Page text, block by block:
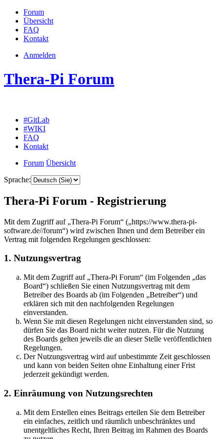
Forum
Übersicht
FAQ
Kontakt
Anmelden
Thera-Pi Forum
#GitLab
#WIKI
FAQ
Kontakt
Forum Übersicht
Sprache:
Thera-Pi Forum - Registrierung
Mit dem Zugriff auf „Thera-Pi Forum“ („https://www.thera-pi-
software.de//forum“) wird zwischen Ihnen und dem Betreiber ein
Vertrag mit folgenden Regelungen geschlossen:
1. Nutzungsvertrag
Mit dem Zugriff auf „Thera-Pi Forum“ (im Folgenden „das
Board“) schließen Sie einen Nutzungsvertrag mit dem
Betreiber des Boards ab (im Folgenden „Betreiber“) und
erklären sich mit den nachfolgenden Regelungen
einverstanden.
Wenn Sie mit diesen Regelungen nicht einverstanden sind, so
dürfen Sie das Board nicht weiter nutzen. Für die Nutzung
des Boards gelten jeweils die an dieser Stelle veröffentlichten
Regelungen.
Der Nutzungsvertrag wird auf unbestimmte Zeit geschlossen
und kann von beiden Seiten ohne Einhaltung einer Frist
jederzeit gekündigt werden.
2. Einräumung von Nutzungsrechten
Mit dem Erstellen eines Beitrags erteilen Sie dem Betreiber
ein einfaches, zeitlich und räumlich unbeschränktes und
unentgeltliches Recht, Ihren Beitrag im Rahmen des Boards